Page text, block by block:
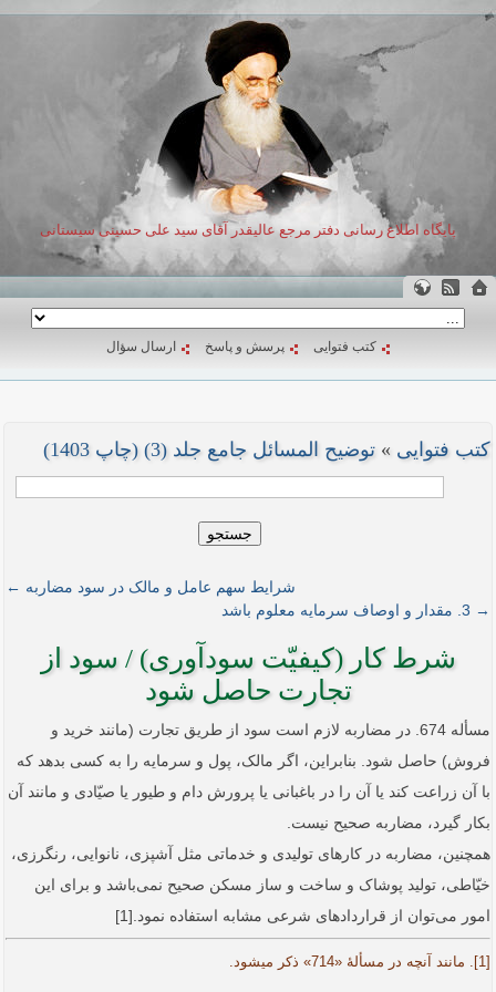
پایگاه اطلاع رسانی دفتر مرجع عالیقدر آقای سید علی حسینی سیستانی
کتب فتوایی پرسش و پاسخ ارسال سؤال
کتب فتوایی » توضیح المسائل جامع جلد (3) (چاپ 1403)
جستجو
شرایط سهم عامل و مالک در سود مضاربه ←
→ 3. مقدار و اوصاف سرمایه معلوم باشد
شرط کار (کیفیّت سودآوری) / سود از
تجارت حاصل شود
مسأله 674. در مضاربه لازم است سود از طریق تجارت (مانند خرید و
فروش) حاصل شود. بنابراین، اگر مالک، پول و سرمایه را به کسی بدهد که
با آن زراعت کند یا آن را در باغبانی یا پرورش دام و طیور یا صیّادی و مانند آن
بکار گیرد، مضاربه صحیح نیست.
همچنین، مضاربه در کارهای تولیدی و خدماتی مثل آشپزی، نانوایی، رنگرزی،
خیّاطی، تولید پوشاک و ساخت و ساز مسکن صحیح نمی‌باشد و برای این
امور می‌توان از قراردادهای شرعی مشابه استفاده نمود.[1]
[1]. مانند آنچه در مسألۀ «714» ذکر می­شود.